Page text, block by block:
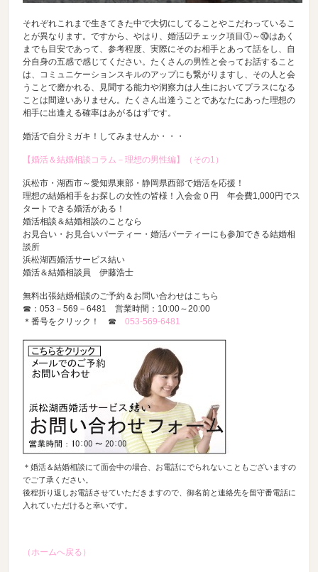
それぞれこれまで生きてきた中で大切にしてることやこだわっているこ
とが異なります。ですから、やはり、婚活☑チェック項目①～⑩はあく
までも目安であって、参考程度、実際にそのお相手とあって話をし、自
分自身の五感で感じてください。たくさんの男性と会ってお話すること
は、コミュニケーションスキルのアップにも繋がりますし、その人と会
うことで磨かれる、見聞する能力や洞察力は人生においてプラスになる
ことは間違いありません。たくさん出逢うことであなたにあった理想の
相手に出逢える確率はあがるはずです。
婚活で自分ミガキ！してみませんか・・・
【婚活＆結婚相談コラム－理想の男性編】（その1）
浜松市・湖西市～愛知県東部・静岡県西部で婚活を応援！
理想の結婚相手をお探しの女性の皆様！入会金０円 年会費1,000円でス
タートできる婚活がある！
婚活相談＆結婚相談のことなら
お見合い・お見合いパーティー・婚活パーティーにも参加できる結婚相
談所
浜松湖西婚活サービス結い
婚活＆結婚相談員 伊藤浩士
無料出張結婚相談のご予約＆お問い合わせはこちら
☎：053－569－6481 営業時間：10:00～20:00
＊番号をクリック！ ☎
053-569-6481
＊婚活＆結婚相談にて面会中の場合、お電話にでられないこともございますの
でご了承ください。
後程折り返しお電話させていただきますので、御名前と連絡先を留守番電話に
入れていただけると幸いです。
（ホームへ戻る）